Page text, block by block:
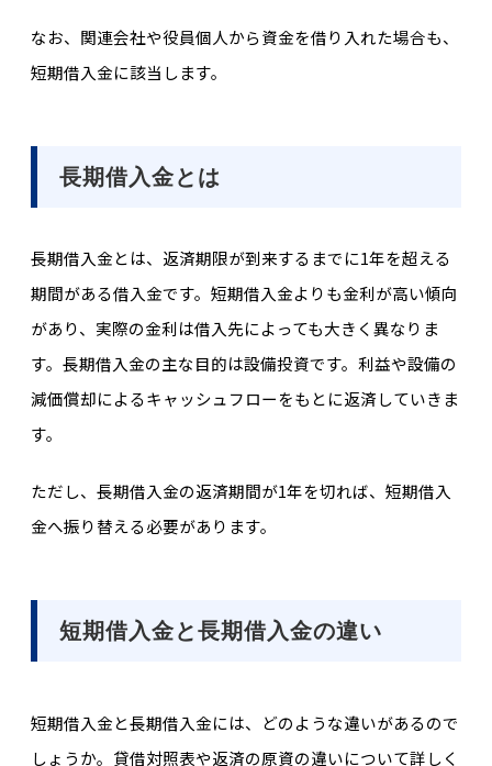
なお、関連会社や役員個人から資金を借り入れた場合も、
短期借入金に該当します。
長期借入金とは
長期借入金とは、返済期限が到来するまでに1年を超える
期間がある借入金です。短期借入金よりも金利が高い傾向
があり、実際の金利は借入先によっても大きく異なりま
す。長期借入金の主な目的は設備投資です。利益や設備の
減価償却によるキャッシュフローをもとに返済していきま
す。
ただし、長期借入金の返済期間が1年を切れば、短期借入
金へ振り替える必要があります。
短期借入金と長期借入金の違い
短期借入金と長期借入金には、どのような違いがあるので
しょうか。貸借対照表や返済の原資の違いについて詳しく